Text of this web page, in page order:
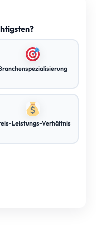
Leistungs-Verhältnis